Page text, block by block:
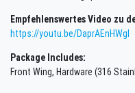
Empfehlenswertes Video zu
https://youtu.be/DaprAEnHWgI
Package Includes:
Front Wing, Hardware (316